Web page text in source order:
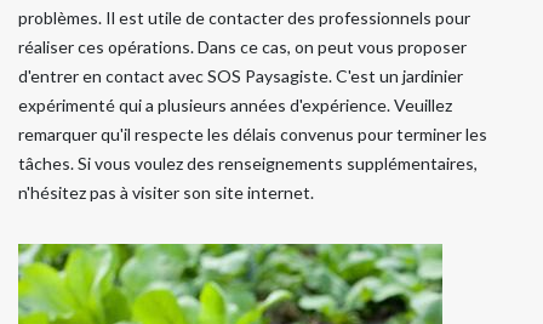
problèmes. Il est utile de contacter des professionnels pour
réaliser ces opérations. Dans ce cas, on peut vous proposer
d'entrer en contact avec SOS Paysagiste. C'est un jardinier
expérimenté qui a plusieurs années d'expérience. Veuillez
remarquer qu'il respecte les délais convenus pour terminer les
tâches. Si vous voulez des renseignements supplémentaires,
n'hésitez pas à visiter son site internet.